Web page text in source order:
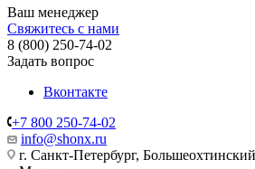
Ваш менеджер
Свяжитесь с нами
8 (800) 250-74-02
Задать вопрос
Вконтакте
+7 800 250-74-02
info@shonx.ru
г. Санкт-Петербург,